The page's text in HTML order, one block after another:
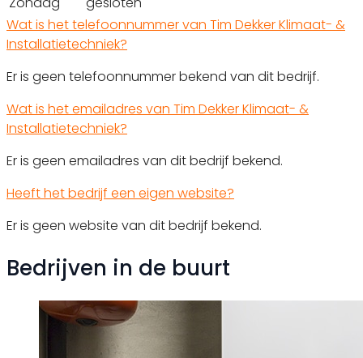
Wat is het telefoonnummer van Tim Dekker Klimaat- &
Installatietechniek?
Er is geen telefoonnummer bekend van dit bedrijf.
Wat is het emailadres van Tim Dekker Klimaat- &
Installatietechniek?
Er is geen emailadres van dit bedrijf bekend.
Heeft het bedrijf een eigen website?
Er is geen website van dit bedrijf bekend.
Bedrijven in de buurt